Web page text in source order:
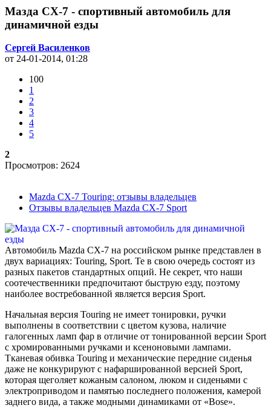
Мазда CX-7 - спортивный автомобиль для
динамичной езды
Сергей Василенков
от 24-01-2014, 01:28
100
1
2
3
4
5
2
Просмотров: 2624
Mazda CX-7 Touring: отзывы владельцев
Отзывы владельцев Mazda CX-7 Sport
Автомобиль Mazda CX-7 на российском рынке представлен в
двух вариациях: Touring, Sport. Те в свою очередь состоят из
разных пакетов стандартных опций. Не секрет, что наши
соотечественники предпочитают быструю езду, поэтому
наиболее востребованной является версия Sport.
Начальная версия Touring не имеет тонировки, ручки
выполнены в соответствии с цветом кузова, наличие
галогенных ламп фар в отличие от тонированной версии Sport
с хромированными ручками и ксеноновыми лампами.
Тканевая обивка Touring и механические передние сиденья
даже не конкурируют с нафаршированной версией Sport,
которая щеголяет кожаным салоном, люком и сиденьями с
электроприводом и памятью последнего положения, камерой
заднего вида, а также модными динамиками от «Bose».